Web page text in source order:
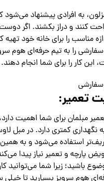
به افرادی پیشنهاد
کنند و دراز بکشند. اگر
مناسب را برای خانه خود تهیه
را به تیم حرفه‌ای هوم
این کار را برای شما انجام دهند.
مبلمان برای شما اهمیت
نگهداری کمتری دارد. در مبل
استفاده می‌شود و به
پارچه و تعمیر نیاز پیدا
باشید؛ زیرا شما می‌توانید
هوم سرویز بسپارید تا خیلی